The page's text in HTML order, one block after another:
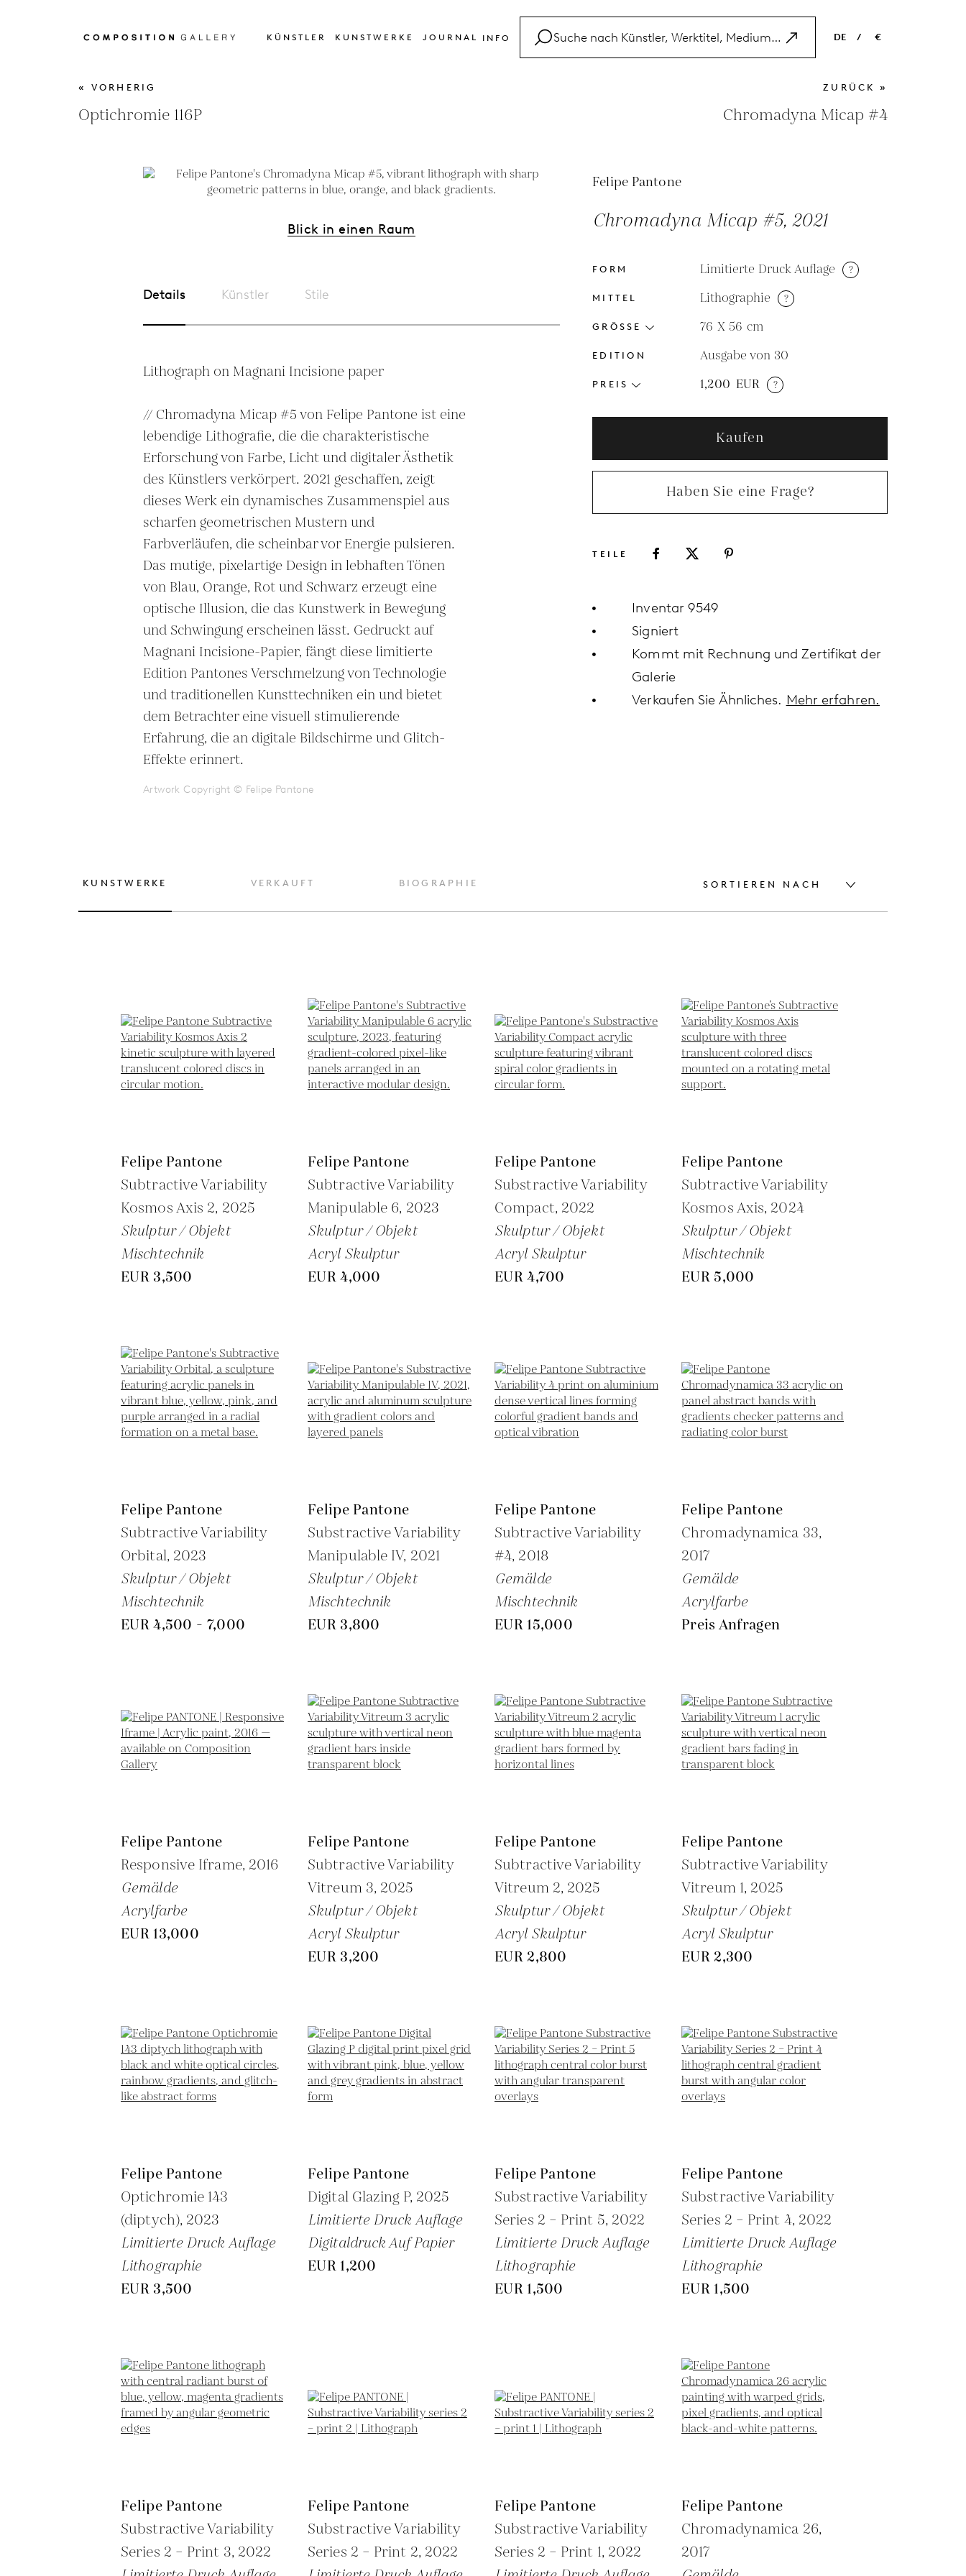
KÜNSTLER KUNSTWERKE JOURNAL INFO DE
NL
ES
/ €
EUR
GBP
« VORHERIG
Optichromie 116P
ZURÜCK »
Chromadyna Micap #4
Blick in einen Raum
Details Künstler Stile
Lithograph on Magnani Incisione paper
// Chromadyna Micap #5 von Felipe Pantone ist eine
lebendige Lithografie, die die charakteristische
Erforschung von Farbe, Licht und digitaler Ästhetik
des Künstlers verkörpert. 2021 geschaffen, zeigt
dieses Werk ein dynamisches Zusammenspiel aus
scharfen geometrischen Mustern und
Farbverläufen, die scheinbar vor Energie pulsieren.
Das mutige, pixelartige Design in lebhaften Tönen
von Blau, Orange, Rot und Schwarz erzeugt eine
optische Illusion, die das Kunstwerk in Bewegung
und Schwingung erscheinen lässt. Gedruckt auf
Magnani Incisione-Papier, fängt diese limitierte
Edition Pantones Verschmelzung von Technologie
und traditionellen Kunsttechniken ein und bietet
dem Betrachter eine visuell stimulierende
Erfahrung, die an digitale Bildschirme und Glitch-
Effekte erinnert.
Artwork Copyright © Felipe Pantone
Felipe Pantone
Chromadyna Micap #5, 2021
FORM Limitierte Druck Auflage ?
MITTEL Lithographie ?
GRÖSSE 76 X 56 cm
EDITION Ausgabe von 30
PREIS 1,200 EUR ?
Kaufen
Haben Sie eine Frage?
TEILE
Inventar 9549
Signiert
Kommt mit Rechnung und Zertifikat der
Galerie
Verkaufen Sie Ähnliches. Mehr erfahren.
KUNSTWERKE VERKAUFT BIOGRAPHIE SORTIEREN NACH
Felipe Pantone
Subtractive Variability
Kosmos Axis 2, 2025
Skulptur / Objekt
Mischtechnik
EUR 3,500
Felipe Pantone
Subtractive Variability
Manipulable 6, 2023
Skulptur / Objekt
Acryl Skulptur
EUR 4,000
Felipe Pantone
Substractive Variability
Compact, 2022
Skulptur / Objekt
Acryl Skulptur
EUR 4,700
Felipe Pantone
Subtractive Variability
Kosmos Axis, 2024
Skulptur / Objekt
Mischtechnik
EUR 5,000
Felipe Pantone
Subtractive Variability
Orbital, 2023
Skulptur / Objekt
Mischtechnik
EUR 4,500 - 7,000
Felipe Pantone
Substractive Variability
Manipulable IV, 2021
Skulptur / Objekt
Mischtechnik
EUR 3,800
Felipe Pantone
Subtractive Variability
#4, 2018
Gemälde
Mischtechnik
EUR 15,000
Felipe Pantone
Chromadynamica 33,
2017
Gemälde
Acrylfarbe
Preis Anfragen
Felipe Pantone
Responsive Iframe, 2016
Gemälde
Acrylfarbe
EUR 13,000
Felipe Pantone
Subtractive Variability
Vitreum 3, 2025
Skulptur / Objekt
Acryl Skulptur
EUR 3,200
Felipe Pantone
Subtractive Variability
Vitreum 2, 2025
Skulptur / Objekt
Acryl Skulptur
EUR 2,800
Felipe Pantone
Subtractive Variability
Vitreum 1, 2025
Skulptur / Objekt
Acryl Skulptur
EUR 2,300
Felipe Pantone
Optichromie 143
(diptych), 2023
Limitierte Druck Auflage
Lithographie
EUR 3,500
Felipe Pantone
Digital Glazing P, 2025
Limitierte Druck Auflage
Digitaldruck Auf Papier
EUR 1,200
Felipe Pantone
Substractive Variability
Series 2 – Print 5, 2022
Limitierte Druck Auflage
Lithographie
EUR 1,500
Felipe Pantone
Substractive Variability
Series 2 – Print 4, 2022
Limitierte Druck Auflage
Lithographie
EUR 1,500
Felipe Pantone
Substractive Variability
Series 2 – Print 3, 2022
Felipe Pantone
Substractive Variability
Series 2 – Print 2, 2022
Felipe Pantone
Substractive Variability
Series 2 – Print 1, 2022
Felipe Pantone
Chromadynamica 26,
2017